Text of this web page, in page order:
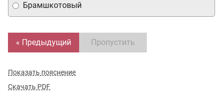
Брамшкотовый
« Предыдущий Пропустить
Показать пояснение
Скачать PDF